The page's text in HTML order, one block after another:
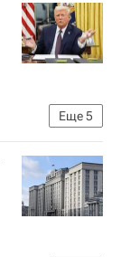
Еще5
80-летие Победы в Великой Отечественной войне